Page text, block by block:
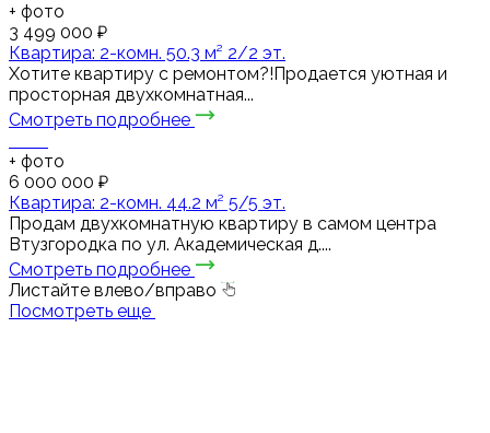
+ фото
3 499 000 ₽
Квартира: 2-комн. 50.3 м² 2/2 эт.
Хотите квартиру с ремонтом?!Продается уютная и
просторная двухкомнатная...
Смотреть подробнее
+ фото
6 000 000 ₽
Квартира: 2-комн. 44.2 м² 5/5 эт.
Продам двухкомнатную квартиру в самом центра
Втузгородка по ул. Академическая д....
Смотреть подробнее
Листайте влево/вправо
Посмотреть еще